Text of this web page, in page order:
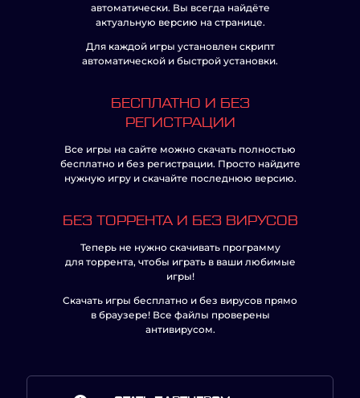
автоматически. Вы всегда найдёте
актуальную версию на странице.
Для каждой игры установлен скрипт
автоматической и быстрой установки.
БЕСПЛАТНО И БЕЗ
РЕГИСТРАЦИИ
Все игры на сайте можно скачать полностью
бесплатно и без регистрации. Просто найдите
нужную игру и скачайте последнюю версию.
БЕЗ ТОРРЕНТА И БЕЗ ВИРУСОВ
Теперь не нужно скачивать программу
для торрента, чтобы играть в ваши любимые
игры!
Скачать игры бесплатно и без вирусов прямо
в браузере! Все файлы проверены
антивирусом.